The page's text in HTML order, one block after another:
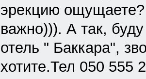
эрекцию ощущаете?
важно))). А так,
отель " Баккара",
хотите.Тел 050 555